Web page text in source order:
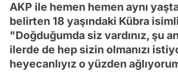
AKP ile hemen hemen aynı
belirten 18 yaşındaki Kübra
"Doğduğumda siz vardınız, şu
ilerde de hep sizin olmanızı
heyecanlıyız o yüzden